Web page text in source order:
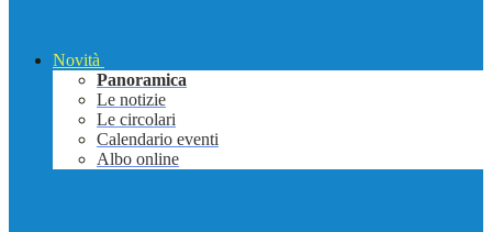
Novità
Panoramica
Le notizie
Le circolari
Calendario eventi
Albo online